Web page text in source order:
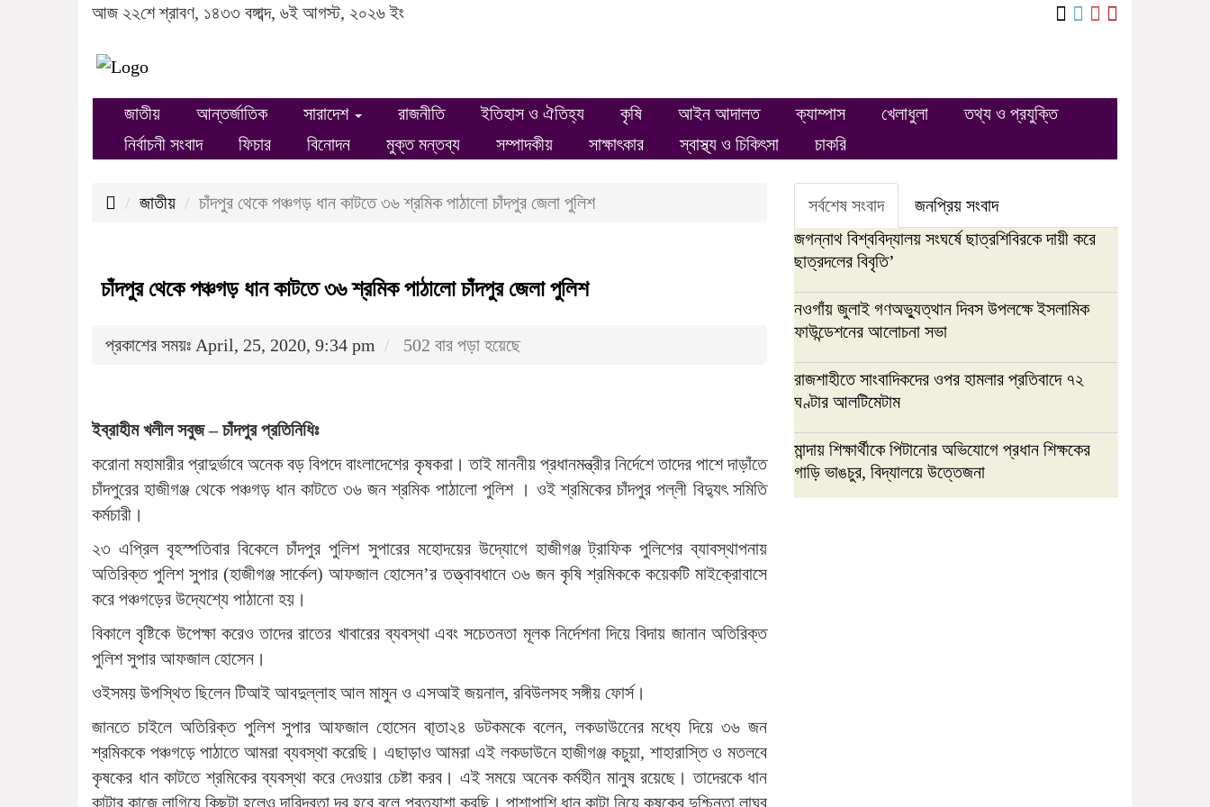
আজ ২২শে শ্রাবণ, ১৪৩৩ বঙ্গাব্দ, ৬ই আগস্ট, ২০২৬ ইং
জাতীয় আন্তর্জাতিক সারাদেশ রাজনীতি ইতিহাস ও ঐতিহ্য কৃষি আইন আদালত ক্যাম্পাস খেলাধুলা
তথ্য ও প্রযুক্তি
নির্বাচনী সংবাদ
ফিচার বিনোদন মুক্ত মন্তব্য সম্পাদকীয় সাক্ষাৎকার স্বাস্থ্য ও চিকিৎসা চাকরি
জাতীয় চাঁদপুর থেকে পঞ্চগড় ধান কাটতে ৩৬ শ্রমিক পাঠালো চাঁদপুর জেলা পুলিশ
চাঁদপুর থেকে পঞ্চগড় ধান কাটতে ৩৬ শ্রমিক পাঠালো চাঁদপুর জেলা পুলিশ
প্রকাশের সময়ঃ April, 25, 2020, 9:34 pm 502 বার পড়া হয়েছে
ইব্রাহীম খলীল সবুজ – চাঁদপুর প্রতিনিধিঃ
করোনা মহামারীর প্রাদুর্ভাবে অনেক বড় বিপদে বাংলাদেশের কৃষকরা। তাই মাননীয় প্রধানমন্ত্রীর নির্দেশে তাদের পাশে দাড়াঁতে
চাঁদপুরের হাজীগঞ্জ থেকে পঞ্চগড় ধান কাটতে ৩৬ জন শ্রমিক পাঠালো পুলিশ । ওই শ্রমিকের চাঁদপুর পল্লী বিদ্যুৎ সমিতি
কর্মচারী।
২৩ এপ্রিল বৃহস্পতিবার বিকেলে চাঁদপুর পুলিশ সুপারের মহোদয়ের উদ্যোগে হাজীগঞ্জ ট্রাফিক পুলিশের ব্যাবস্থাপনায়
অতিরিক্ত পুলিশ সুপার (হাজীগঞ্জ সার্কেল) আফজাল হোসেন’র তত্ত্বাবধানে ৩৬ জন কৃষি শ্রমিককে কয়েকটি মাইক্রোবাসে
করে পঞ্চগড়ের উদ্যেশ্যে পাঠানো হয়।
বিকালে বৃষ্টিকে উপেক্ষা করেও তাদের রাতের খাবারের ব্যবস্থা এবং সচেতনতা মূলক নির্দেশনা দিয়ে বিদায় জানান অতিরিক্ত
পুলিশ সুপার আফজাল হোসেন।
ওইসময় উপস্থিত ছিলেন টিআই আবদুল্লাহ আল মামুন ও এসআই জয়নাল, রবিউলসহ সঙ্গীয় ফোর্স।
জানতে চাইলে অতিরিক্ত পুলিশ সুপার আফজাল হোসেন বা্তা২৪ ডটকমকে বলেন, লকডাউনেের মধ্যে দিয়ে ৩৬ জন
শ্রমিককে পঞ্চগড়ে পাঠাতে আমরা ব্যবস্থা করেছি। এছাড়াও আমরা এই লকডাউনে হাজীগঞ্জ কচুয়া, শাহারাস্তি ও মতলবে
কৃষকের ধান কাটতে শ্রমিকের ব্যবস্থা করে দেওয়ার চেষ্টা করব। এই সময়ে অনেক কর্মহীন মানুষ রয়েছে। তাদেরকে ধান
কাটার কাজে লাগিয়ে কিছুটা হলেও দারিদ্রতা দূর হবে বলে প্রত্যাশা করছি। পাশাপাশি ধান কাটা নিয়ে কৃষকের দুশ্চিন্তা লাঘব
সর্বশেষ সংবাদ
জনপ্রিয় সংবাদ
জগন্নাথ বিশ্ববিদ্যালয় সংঘর্ষে ছাত্রশিবিরকে দায়ী করে
ছাত্রদলের বিবৃতি’
নওগাঁয় জুলাই গণঅভ্যুত্থান দিবস উপলক্ষে ইসলামিক
ফাউন্ডেশনের আলোচনা সভা
রাজশাহীতে সাংবাদিকদের ওপর হামলার প্রতিবাদে ৭২
ঘণ্টার আলটিমেটাম
মান্দায় শিক্ষার্থীকে পিটানোর অভিযোগে প্রধান শিক্ষকের
গাড়ি ভাঙচুর, বিদ্যালয়ে উত্তেজনা